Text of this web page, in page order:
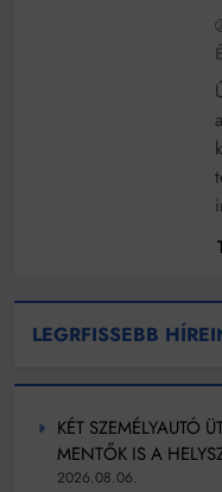
LEGRFISSEBB
KÉT SZEMÉLYAUTÓ
MENTŐK IS A
2026.08.06.